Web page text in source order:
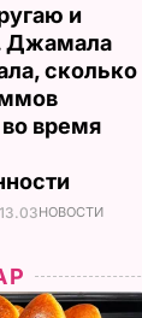
и
Джамала
сколько
время
НОВОСТИ